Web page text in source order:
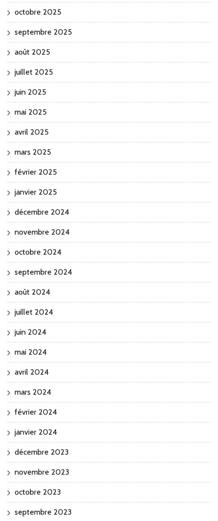
octobre 2025
septembre 2025
août 2025
juillet 2025
juin 2025
mai 2025
avril 2025
mars 2025
février 2025
janvier 2025
décembre 2024
novembre 2024
octobre 2024
septembre 2024
août 2024
juillet 2024
juin 2024
mai 2024
avril 2024
mars 2024
février 2024
janvier 2024
décembre 2023
novembre 2023
octobre 2023
septembre 2023